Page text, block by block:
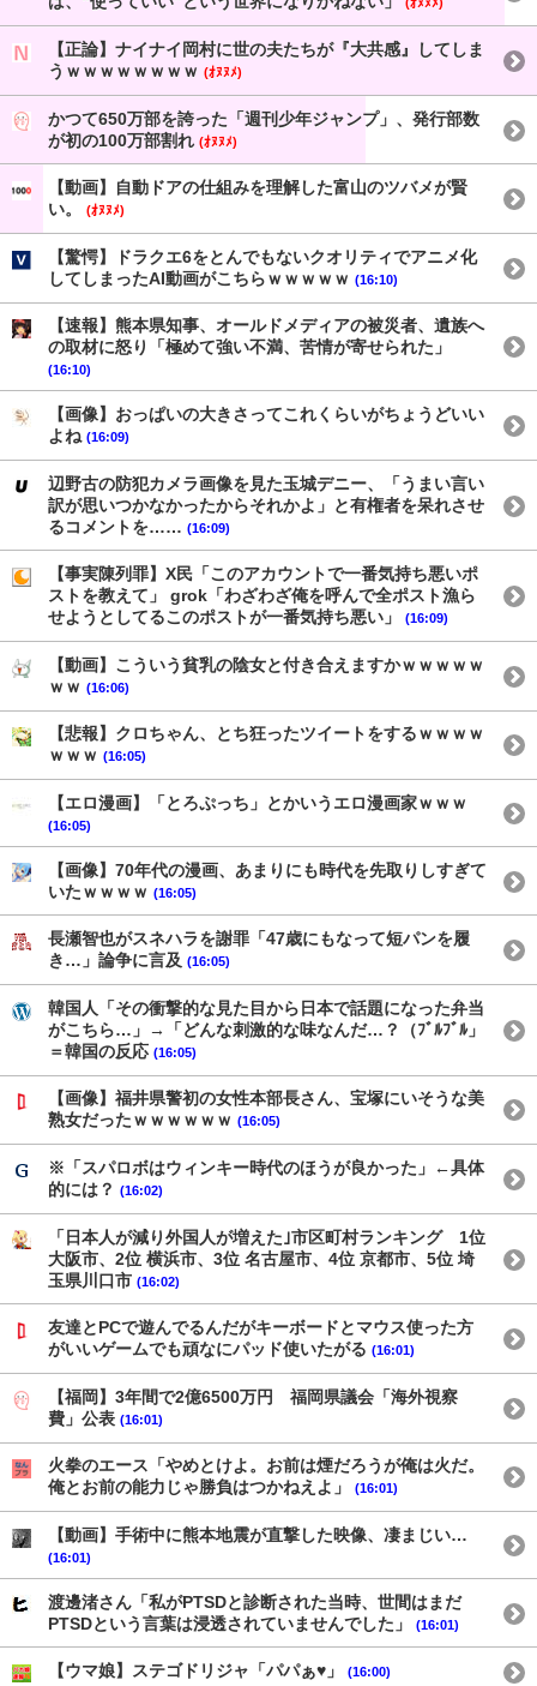
(ｵﾇﾇﾒ)
【正論】ナイナイ岡村に世の夫たちが『大共感』してしま
うｗｗｗｗｗｗｗｗ (ｵﾇﾇﾒ)
かつて650万部を誇った「週刊少年ジャンプ」、発行部数
が初の100万部割れ (ｵﾇﾇﾒ)
【動画】自動ドアの仕組みを理解した富山のツバメが賢
い。
(ｵﾇﾇﾒ)
【驚愕】ドラクエ6をとんでもないクオリティでアニメ化
してしまったAI動画がこちらｗｗｗｗｗ (16:10)
【速報】熊本県知事、オールドメディアの被災者、遺族へ
の取材に怒り「極めて強い不満、苦情が寄せられた」
(16:10)
【画像】おっぱいの大きさってこれくらいがちょうどいい
よね (16:09)
辺野古の防犯カメラ画像を見た玉城デニー、「うまい言い
訳が思いつかなかったからそれかよ」と有権者を呆れさせ
るコメントを…… (16:09)
【事実陳列罪】X民「このアカウントで一番気持ち悪いポ
ストを教えて」 grok「わざわざ俺を呼んで全ポスト漁ら
せようとしてるこのポストが一番気持ち悪い」
(16:09)
【動画】こういう貧乳の陰女と付き合えますかｗｗｗｗｗ
ｗｗ (16:06)
【悲報】クロちゃん、とち狂ったツイートをするｗｗｗｗ
ｗｗｗ (16:05)
【エロ漫画】「とろぷっち」とかいうエロ漫画家ｗｗｗ
(16:05)
【画像】70年代の漫画、あまりにも時代を先取りしすぎて
いたｗｗｗｗ (16:05)
長瀬智也がスネハラを謝罪「47歳にもなって短パンを履
き…」論争に言及 (16:05)
韓国人「その衝撃的な見た目から日本で話題になった弁当
がこちら…」→「どんな刺激的な味なんだ…？（ﾌﾞﾙﾌﾞﾙ」
＝韓国の反応 (16:05)
【画像】福井県警初の女性本部長さん、宝塚にいそうな美
熟女だったｗｗｗｗｗｗ (16:05)
※「スパロボはウィンキー時代のほうが良かった」←具体
的には？ (16:02)
「日本人が減り外国人が増えた｣市区町村ランキング 1位
大阪市、2位 横浜市、3位 名古屋市、4位 京都市、5位 埼
玉県川口市 (16:02)
友達とPCで遊んでるんだがキーボードとマウス使った方
がいいゲームでも頑なにパッド使いたがる (16:01)
【福岡】3年間で2億6500万円 福岡県議会「海外視察
費」公表 (16:01)
火拳のエース「やめとけよ。お前は煙だろうが俺は火だ。
俺とお前の能力じゃ勝負はつかねえよ」
(16:01)
【動画】手術中に熊本地震が直撃した映像、凄まじい…
(16:01)
渡邊渚さん「私がPTSDと診断された当時、世間はまだ
PTSDという言葉は浸透されていませんでした」
(16:01)
【ウマ娘】ステゴドリジャ「パパぁ♥」 (16:00)